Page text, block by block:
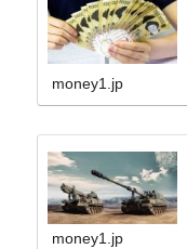
money1.jp
money1.jp